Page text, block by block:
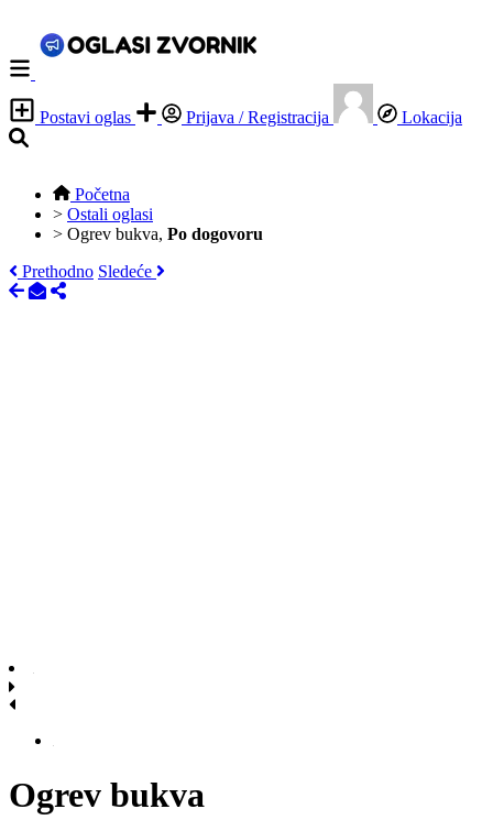
Postavi oglas Prijava / Registracija Lokacija
Početna
> Ostali oglasi
> Ogrev bukva, Po dogovoru
Prethodno Sledeće
Ogrev bukva